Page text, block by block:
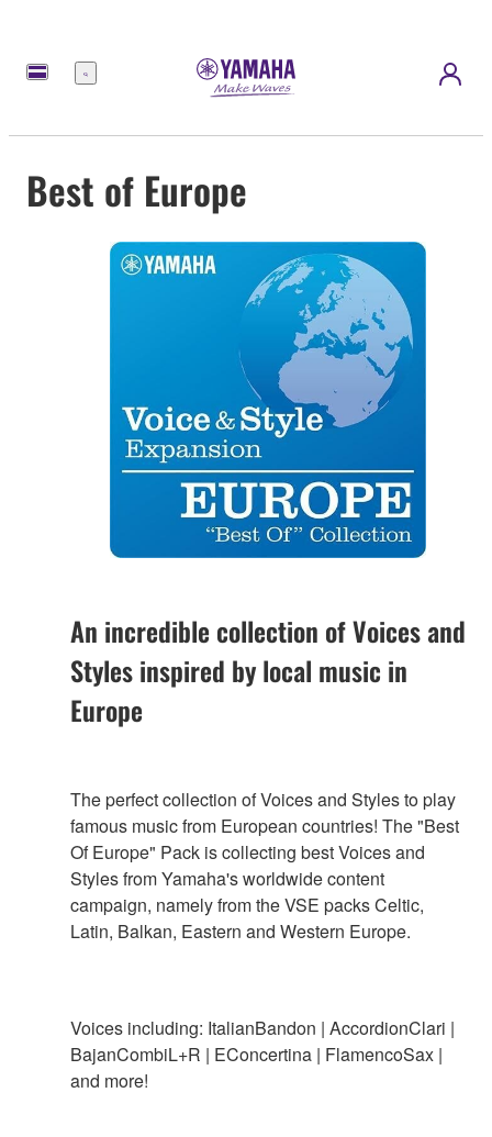
Menu
Best of Europe
An incredible collection of Voices and
Styles inspired by local music in
Europe
The perfect collection of Voices and Styles to play
famous music from European countries! The "Best
Of Europe" Pack is collecting best Voices and
Styles from Yamaha's worldwide content
campaign, namely from the VSE packs Celtic,
Latin, Balkan, Eastern and Western Europe.
Voices including: ItalianBandon | AccordionClari |
BajanCombiL+R | EConcertina | FlamencoSax |
and more!